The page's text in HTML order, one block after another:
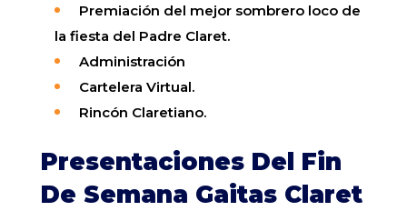
Premiación del mejor sombrero loco de
la fiesta del Padre Claret.
Administración
Cartelera Virtual.
Rincón Claretiano.
Presentaciones Del Fin
De Semana Gaitas Claret